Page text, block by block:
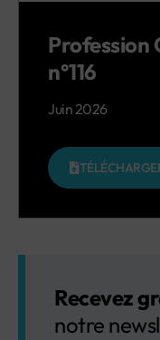
Profession
n°116
Juin 2026
Recevez
notre